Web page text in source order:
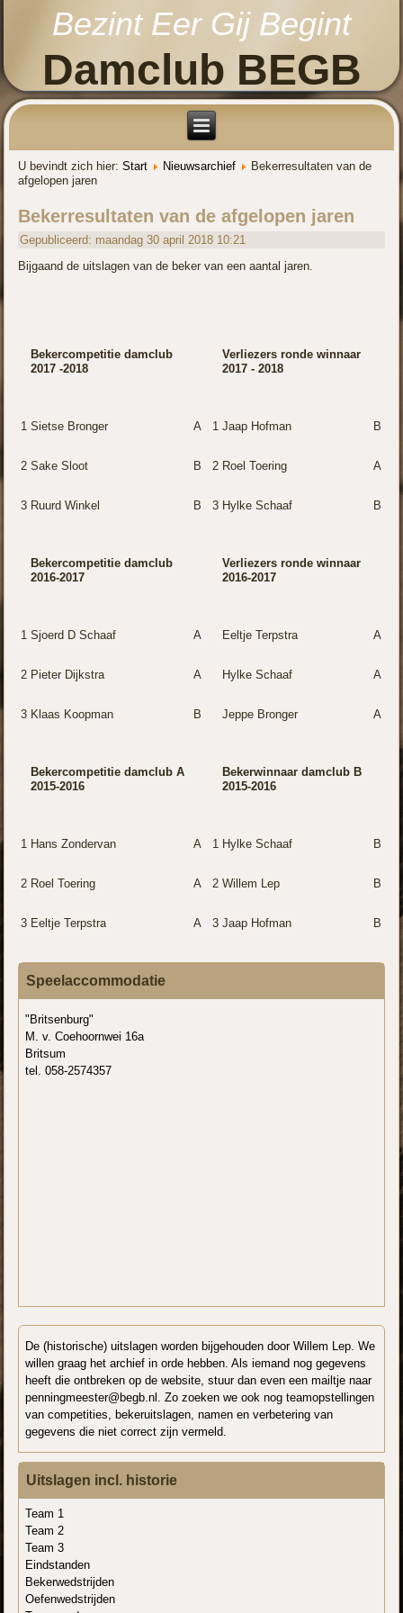
Bezint Eer Gij Begint
Damclub BEGB
U bevindt zich hier:Start Nieuwsarchief
Bekerresultaten van de
afgelopen jaren
Bekerresultaten van de afgelopen jaren
Gepubliceerd: maandag 30 april 2018 10:21
Bijgaand de uitslagen van de beker van een aantal jaren.
Bekercompetitie damclub
2017 -2018
Verliezers ronde winnaar
2017 - 2018
1 Sietse Bronger A 1 Jaap Hofman B
2 Sake Sloot B 2 Roel Toering A
3 Ruurd Winkel B 3 Hylke Schaaf B
Bekercompetitie damclub
2016-2017
Verliezers ronde winnaar
2016-2017
1 Sjoerd D Schaaf A Eeltje Terpstra A
2 Pieter Dijkstra A Hylke Schaaf A
3 Klaas Koopman B Jeppe Bronger A
Bekercompetitie damclub A
2015-2016
Bekerwinnaar damclub B
2015-2016
1 Hans Zondervan A 1 Hylke Schaaf B
2 Roel Toering A 2 Willem Lep B
3 Eeltje Terpstra A 3 Jaap Hofman B
Speelaccommodatie
"Britsenburg"
M. v. Coehoornwei 16a
Britsum
tel. 058-2574357
De (historische) uitslagen worden bijgehouden door Willem Lep. We
willen graag het archief in orde hebben. Als iemand nog gegevens
heeft die ontbreken op de website, stuur dan even een mailtje naar
penningmeester@begb.nl. Zo zoeken we ook nog teamopstellingen
van competities, bekeruitslagen, namen en verbetering van
gegevens die niet correct zijn vermeld.
Uitslagen incl. historie
Team 1
Team 2
Team 3
Eindstanden
Bekerwedstrijden
Oefenwedstrijden